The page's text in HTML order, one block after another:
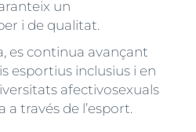
un
i de qualitat.
es continua avançant
esportius inclusius i en
afectivosexuals
través de l’esport.